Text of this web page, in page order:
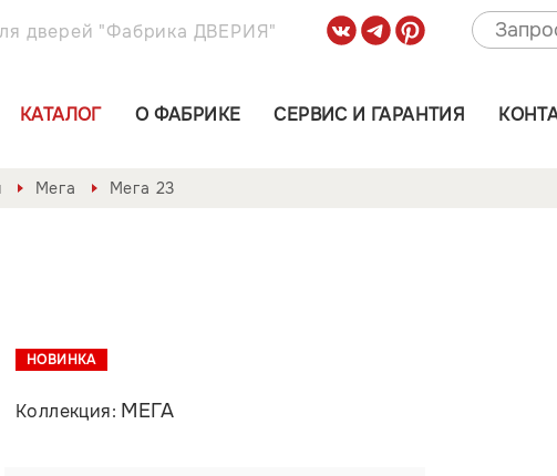
дверей "Фабрика ДВЕРИЯ"
КАТАЛОГ О ФАБРИКЕ СЕРВИС И ГАРАНТИЯ
Мега Мега 23
НОВИНКА
Коллекция: МЕГА